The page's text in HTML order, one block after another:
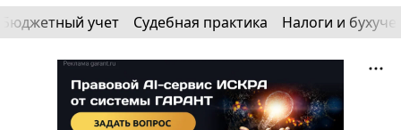
Бюджетный учет Судебная практика Налоги и